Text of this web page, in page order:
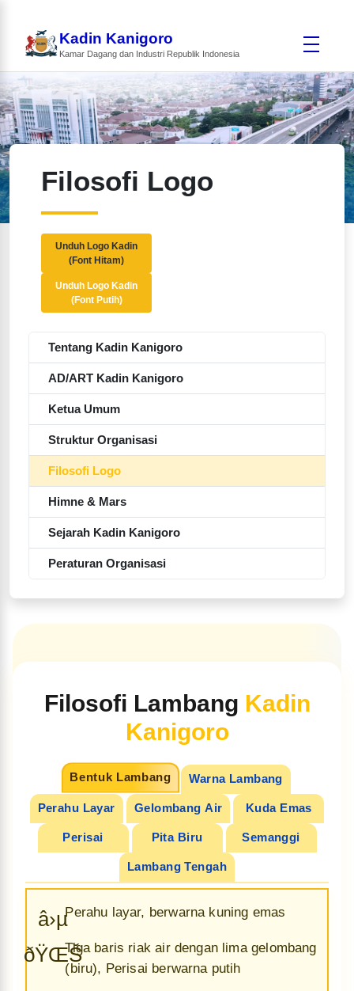
Kadin Kanigoro
Kamar Dagang dan Industri Republik Indonesia
Filosofi Logo
Unduh Logo Kadin
(Font Hitam)
Unduh Logo Kadin
(Font Putih)
Tentang Kadin Kanigoro
AD/ART Kadin Kanigoro
Ketua Umum
Struktur Organisasi
Filosofi Logo
Himne & Mars
Sejarah Kadin Kanigoro
Peraturan Organisasi
Filosofi Lambang Kadin
Kanigoro
Bentuk Lambang Warna Lambang
Perahu Layar Gelombang Air Kuda Emas
Perisai Pita Biru Semanggi
Lambang Tengah
â›µPerahu layar, berwarna kuning emas
ðŸŒŠTiga baris riak air dengan lima gelombang
(biru), Perisai berwarna putih